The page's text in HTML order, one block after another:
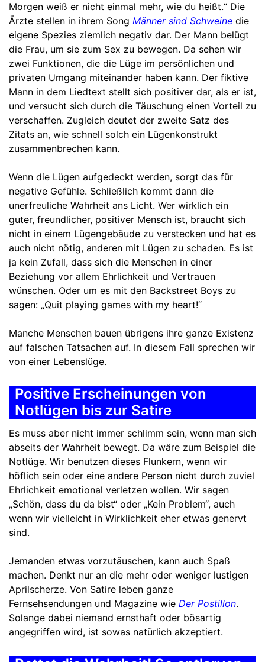
Morgen weiß er nicht einmal mehr, wie du heißt.“ Die
Ärzte stellen in ihrem Song Männer sind Schweine die
eigene Spezies ziemlich negativ dar. Der Mann belügt
die Frau, um sie zum Sex zu bewegen. Da sehen wir
zwei Funktionen, die die Lüge im persönlichen und
privaten Umgang miteinander haben kann. Der fiktive
Mann in dem Liedtext stellt sich positiver dar, als er ist,
und versucht sich durch die Täuschung einen Vorteil zu
verschaffen. Zugleich deutet der zweite Satz des
Zitats an, wie schnell solch ein Lügenkonstrukt
zusammenbrechen kann.
Wenn die Lügen aufgedeckt werden, sorgt das für
negative Gefühle. Schließlich kommt dann die
unerfreuliche Wahrheit ans Licht. Wer wirklich ein
guter, freundlicher, positiver Mensch ist, braucht sich
nicht in einem Lügengebäude zu verstecken und hat es
auch nicht nötig, anderen mit Lügen zu schaden. Es ist
ja kein Zufall, dass sich die Menschen in einer
Beziehung vor allem Ehrlichkeit und Vertrauen
wünschen. Oder um es mit den Backstreet Boys zu
sagen: „Quit playing games with my heart!“
Manche Menschen bauen übrigens ihre ganze Existenz
auf falschen Tatsachen auf. In diesem Fall sprechen wir
von einer Lebenslüge.
Positive Erscheinungen von
Notlügen bis zur Satire
Es muss aber nicht immer schlimm sein, wenn man sich
abseits der Wahrheit bewegt. Da wäre zum Beispiel die
Notlüge. Wir benutzen dieses Flunkern, wenn wir
höflich sein oder eine andere Person nicht durch zuviel
Ehrlichkeit emotional verletzen wollen. Wir sagen
„Schön, dass du da bist“ oder „Kein Problem“, auch
wenn wir vielleicht in Wirklichkeit eher etwas genervt
sind.
Jemanden etwas vorzutäuschen, kann auch Spaß
machen. Denkt nur an die mehr oder weniger lustigen
Aprilscherze. Von Satire leben ganze
Fernsehsendungen und Magazine wie Der Postillon.
Solange dabei niemand ernsthaft oder bösartig
angegriffen wird, ist sowas natürlich akzeptiert.